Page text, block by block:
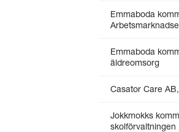
Emmaboda
Emmaboda
äldreomsorg
Casator Care
Jokkmokks
skolförvaltningen